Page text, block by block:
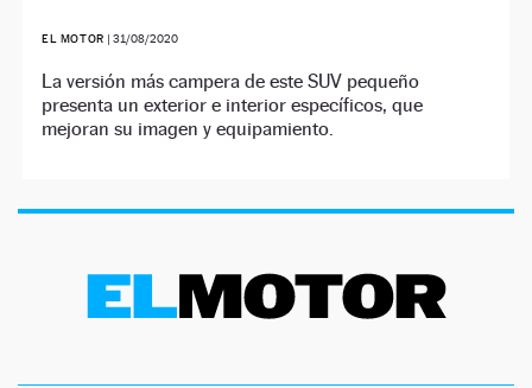
EL MOTOR | 31/08/2020
La versión más campera de este SUV pequeño
presenta un exterior e interior específicos, que
mejoran su imagen y equipamiento.